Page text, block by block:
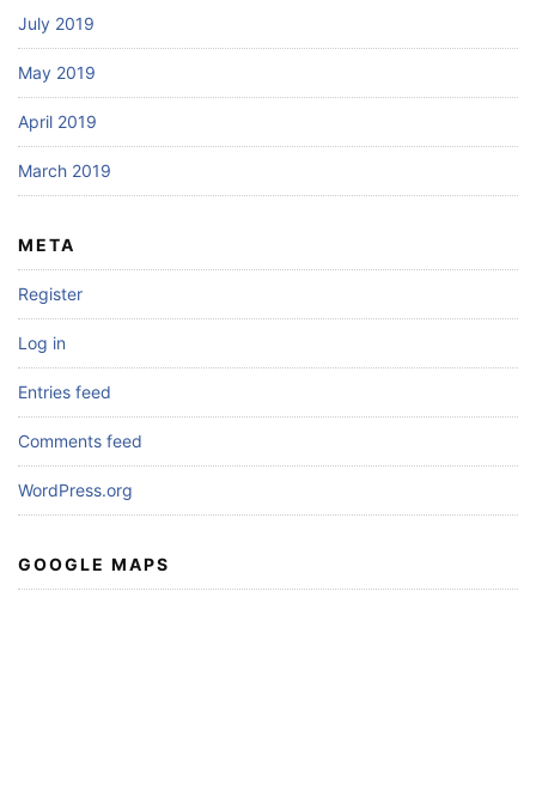
July 2019
May 2019
April 2019
March 2019
META
Register
Log in
Entries feed
Comments feed
WordPress.org
GOOGLE MAPS